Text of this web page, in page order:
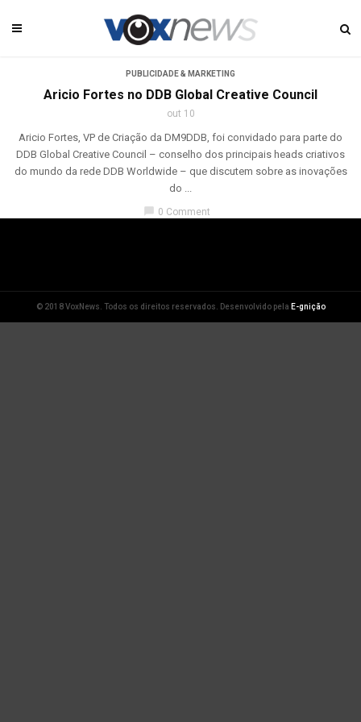
PUBLICIDADE & MARKETING
Aricio Fortes no DDB Global Creative Council
out 10
Aricio Fortes, VP de Criação da DM9DDB, foi convidado para parte do
DDB Global Creative Council – conselho dos principais heads criativos
do mundo da rede DDB Worldwide – que discutem sobre as inovações
do ...
chat_bubble 0 Comment
© 2018 VoxNews. Todos os direitos reservados. Desenvolvido pela E-gnição